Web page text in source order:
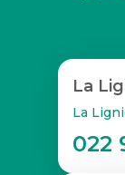
La
La
022